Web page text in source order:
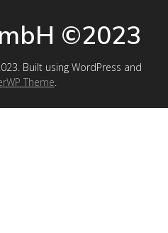
©2023
Built using WordPress and
Theme.